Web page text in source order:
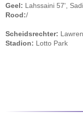
Geel: Lahssaini 57',
Rood:/
Scheidsrechter:
Stadion: Lotto Park